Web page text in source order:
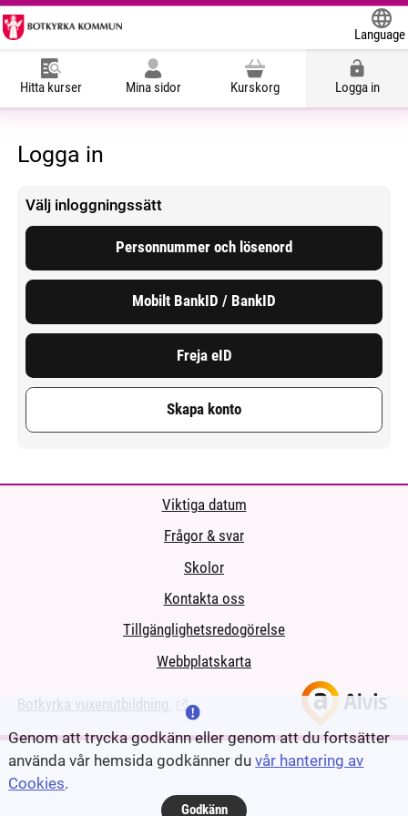
Language
Hitta kurser Mina sidor Kurskorg Logga in
Logga in
Välj inloggningssätt
Personnummer och lösenord
Mobilt BankID / BankID
Freja eID
Skapa konto
Viktiga datum
Frågor & svar
Skolor
Kontakta oss
Tillgänglighetsredogörelse
Webbplatskarta
Botkyrka vuxenutbildning (Länk till extern sida.)
Genom att trycka godkänn eller genom att du fortsätter
använda vår hemsida godkänner duvår hantering av
Cookies.
Godkänn